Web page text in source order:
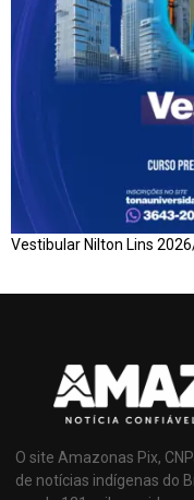
Vestibular Nilton Lins
O site Amazonas Pix,
de notícias indígenas do